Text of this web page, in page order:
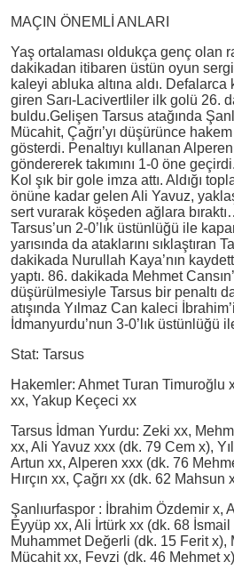
MAÇIN ÖNEMLİ ANLARI
Yaş ortalaması oldukça genç olan
dakikadan itibaren üstün oyun
kaleyi abluka altına aldı.
giren Sarı-Lacivertliler ilk golü 26.
buldu.Gelişen Tarsus atağında
Mücahit, Çağrı’yı düşürünce hakem
gösterdi. Penaltıyı kullanan
göndererek takımını 1-0 öne
Kol şık bir gole imza attı. Aldığı
önüne kadar gelen Ali Yavuz,
sert vurarak köşeden ağlara
Tarsus’un 2-0’lık üstünlüğü ile
yarısında da ataklarını sıklaştıran
dakikada Nurullah Kaya’nın
yaptı. 86. dakikada Mehmet
düşürülmesiyle Tarsus bir penaltı
atışında Yılmaz Can kaleci
İdmanyurdu’nun 3-0’lık üstünlüğü
Stat: Tarsus
Hakemler: Ahmet Turan Timuroğlu
xx, Yakup Keçeci xx
Tarsus İdman Yurdu: Zeki xx,
xx, Ali Yavuz xxx (dk. 79 Cem x),
Artun xx, Alperen xxx (dk. 76
Hırçın xx, Çağrı xx (dk. 62 Mahsun
Şanlıurfaspor : İbrahim Özdemir x,
Eyyüp xx, Ali İrtürk xx (dk. 68
Muhammet Değerli (dk. 15 Ferit x),
Mücahit xx, Fevzi (dk. 46 Mehmet